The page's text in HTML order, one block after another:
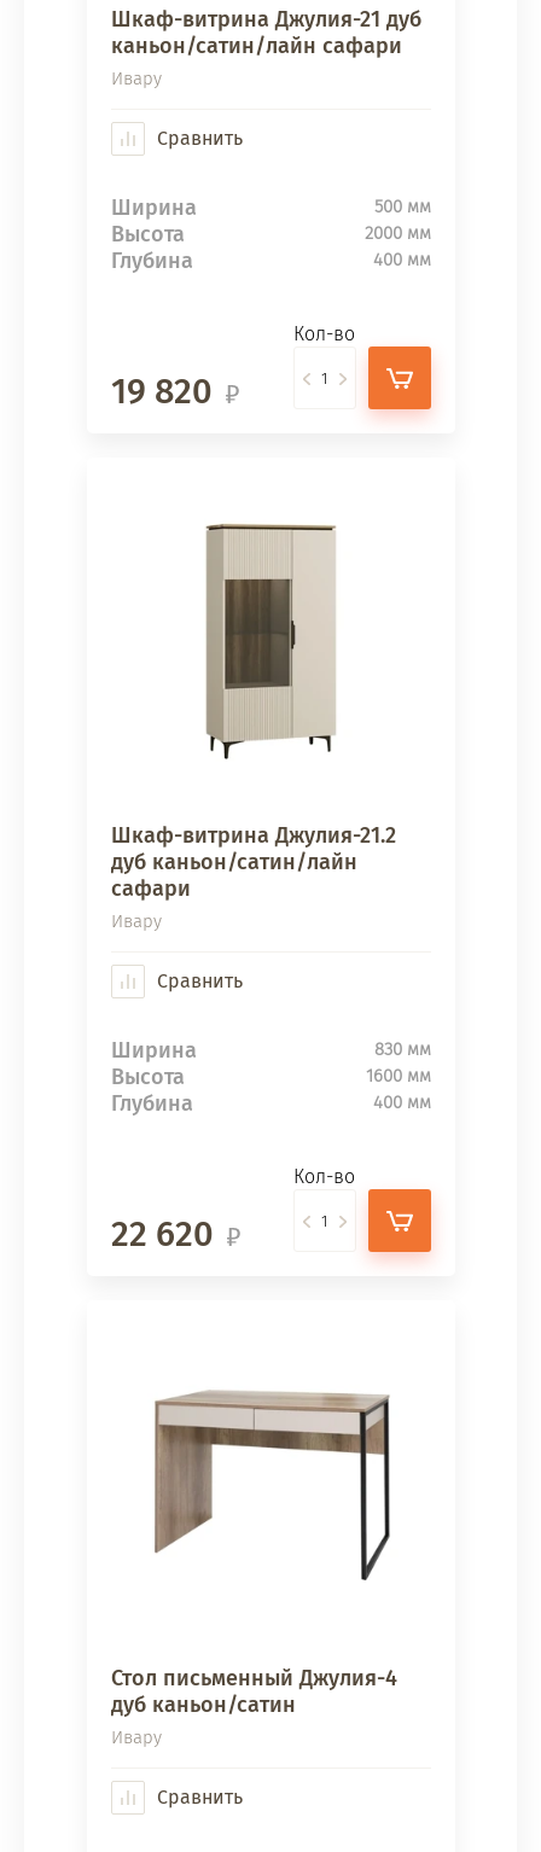
Шкаф-витрина Джулия-21 дуб
каньон/сатин/лайн сафари
Ивару
Сравнить
Ширина 500 мм
Высота 2000 мм
Глубина 400 мм
19 820
Кол-во
Шкаф-витрина Джулия-21.2
дуб каньон/сатин/лайн
сафари
Ивару
Сравнить
Ширина 830 мм
Высота 1600 мм
Глубина 400 мм
22 620
Кол-во
Стол письменный Джулия-4
дуб каньон/сатин
Ивару
Сравнить